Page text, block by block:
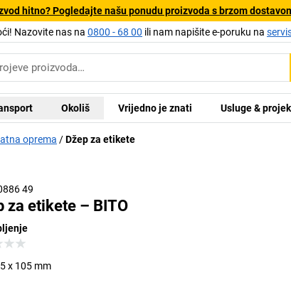
hitno? Pogledajte našu ponudu proizvoda s brzom
Nazovite nas na 0800 - 68 00 ili nam napišite e-poruku na
Okoliš Vrijedno je znati Usluge &
oprema Džep za etikete
49
za etikete – BITO
x 105 mm